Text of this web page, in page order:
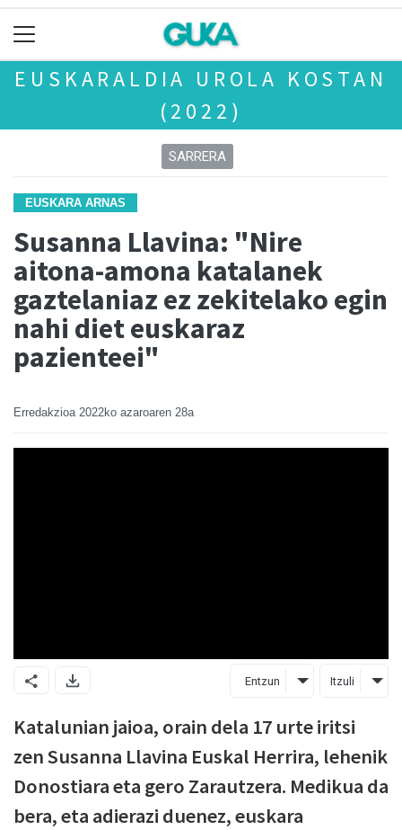
EUSKARALDIA UROLA KOSTAN
(2022)
SARRERA
EUSKARA ARNAS
Susanna Llavina: "Nire
aitona-amona katalanek
gaztelaniaz ez zekitelako egin
nahi diet euskaraz
pazienteei"
Erredakzioa 2022ko azaroaren 28a
Entzun Itzuli
Katalunian jaioa, orain dela 17 urte iritsi
zen Susanna Llavina Euskal Herrira, lehenik
Donostiara eta gero Zarautzera. Medikua da
bera, eta adierazi duenez, euskara